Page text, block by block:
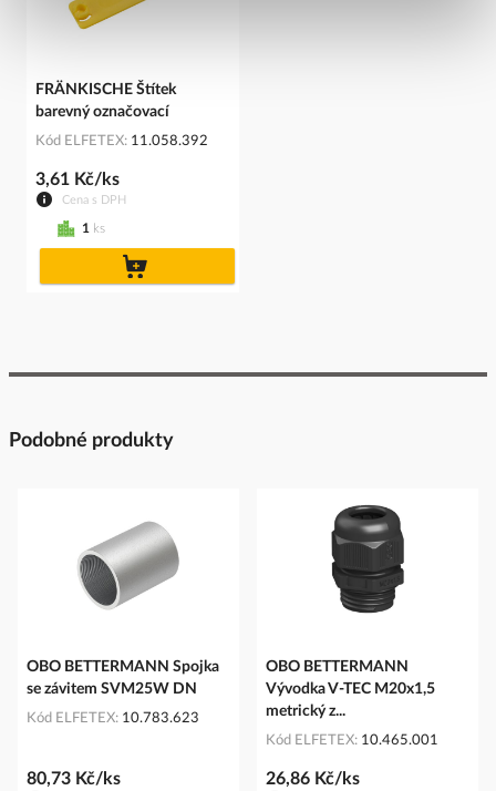
FRÄNKISCHE Štítek
barevný označovací
Kód ELFETEX 11.058.392
Cena s DPH
3,61 Kč/ks
1 ks
Podobné produkty
OBO BETTERMANN Spojka
se závitem SVM25W DN
Kód ELFETEX 10.783.623
80,73 Kč/ks
OBO BETTERMANN
Vývodka V-TEC M20x1,5
metrický z...
Kód ELFETEX 10.465.001
26,86 Kč/ks